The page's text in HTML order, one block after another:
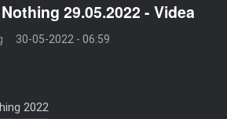
29.05.2022 - Videa
30-05-2022 - 06:59